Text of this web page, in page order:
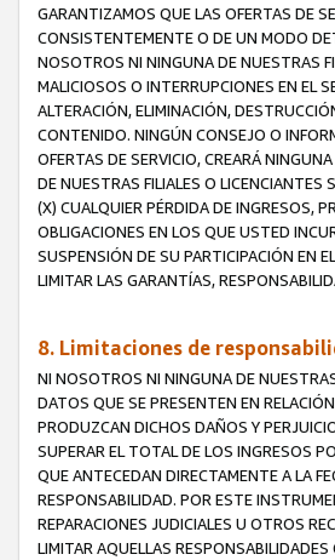
GARANTIZAMOS QUE LAS OFERTAS DE
CONSISTENTEMENTE O DE UN MODO
NOSOTROS NI NINGUNA DE NUESTRAS
MALICIOSOS O INTERRUPCIONES EN EL
ALTERACIÓN, ELIMINACIÓN,
CONTENIDO. NINGÚN CONSEJO O
OFERTAS DE SERVICIO, CREARÁ
DE NUESTRAS FILIALES O
(X) CUALQUIER PÉRDIDA DE INGRESOS,
OBLIGACIONES EN LOS QUE USTED
SUSPENSIÓN DE SU PARTICIPACIÓN EN
LIMITAR LAS GARANTÍAS,
8. Limitaciones de
NI NOSOTROS NI NINGUNA DE
DATOS QUE SE PRESENTEN EN
PRODUZCAN DICHOS DAÑOS Y
SUPERAR EL TOTAL DE LOS INGRESOS
QUE ANTECEDAN DIRECTAMENTE A LA
RESPONSABILIDAD. POR ESTE
REPARACIONES JUDICIALES U OTROS
LIMITAR AQUELLAS